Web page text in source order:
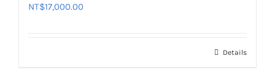
NT$17,000.00
Details